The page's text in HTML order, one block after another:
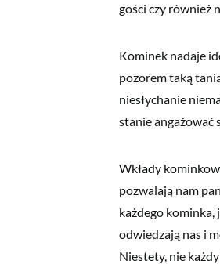
gości czy również
Kominek nadaje
pozorem taką
niesłychanie
stanie angażować
Wkłady
pozwalają nam
każdego kominka,
odwiedzają nas i
Niestety, nie